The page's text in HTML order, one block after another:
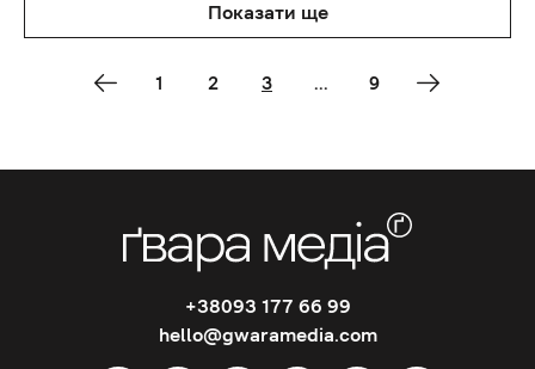
Показати ще
1 2 3 9
+38093 177 66 99
hello@gwaramedia.com